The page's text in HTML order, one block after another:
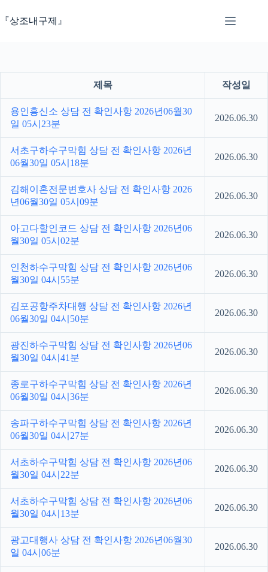
문『상조내구제』
제목 작성일
용인흥신소 상담 전 확인사항 2026년06월30
일 05시23분
2026.06.30
서초구하수구막힘 상담 전 확인사항 2026년
06월30일 05시18분
2026.06.30
김해이혼전문변호사 상담 전 확인사항 2026
년06월30일 05시09분
2026.06.30
아고다할인코드 상담 전 확인사항 2026년06
월30일 05시02분
2026.06.30
인천하수구막힘 상담 전 확인사항 2026년06
월30일 04시55분
2026.06.30
김포공항주차대행 상담 전 확인사항 2026년
06월30일 04시50분
2026.06.30
광진하수구막힘 상담 전 확인사항 2026년06
월30일 04시41분
2026.06.30
종로구하수구막힘 상담 전 확인사항 2026년
06월30일 04시36분
2026.06.30
송파구하수구막힘 상담 전 확인사항 2026년
06월30일 04시27분
2026.06.30
서초하수구막힘 상담 전 확인사항 2026년06
월30일 04시22분
2026.06.30
서초하수구막힘 상담 전 확인사항 2026년06
월30일 04시13분
2026.06.30
광고대행사 상담 전 확인사항 2026년06월30
일 04시06분
2026.06.30